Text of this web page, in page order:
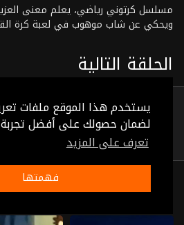
يستخدم هذا الموقع ملفات
لضمان حصولك على أفضل
تعرف على المزيد
فهمتها
مسلسل كرتوني رياضي، يعلم معنى
ويحكي عن شاب موهوب في لعبة كرة
الحلقة التالية
الحلقة 3
(0:21:53)
ذات صلة